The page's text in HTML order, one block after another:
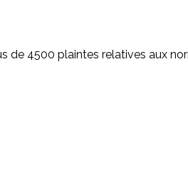
de 4500 plaintes relatives aux